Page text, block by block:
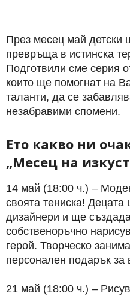
През месец май детски
превръща в истинска
Подготвили сме серия
които ще помогнат на
таланти, да се
незабравими спомени.
Ето какво ни
„Месец на
14 май (18:00 ч.) –
своята тениска!
дизайнери и ще
собственоръчно
герой. Творческо
персонален подарък за
21 май (18:00 ч.) –